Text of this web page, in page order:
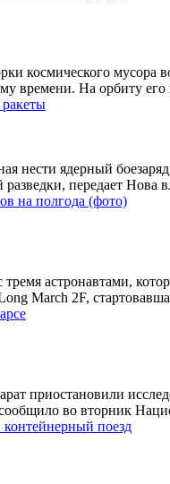
космического
времени. На орбиту
нести ядерный
передает Нова
на полгода (фото)
тремя астронавтами,
March 2F,
приостановили
во вторник
поезд